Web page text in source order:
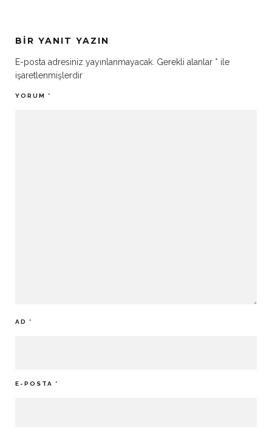
BIR YANIT YAZIN
E-posta adresiniz yayınlanmayacak. Gerekli alanlar * ile
işaretlenmişlerdir
YORUM *
AD *
E-POSTA *